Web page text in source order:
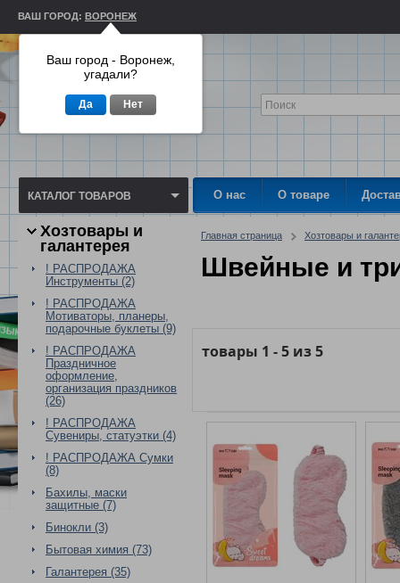
ВАШ ГОРОД: ВОРОНЕЖ
КАТАЛОГ ТОВАРОВ О нас О товаре
Хозтовары и
галантерея
! РАСПРОДАЖА
Инструменты (2)
! РАСПРОДАЖА
Мотиваторы, планеры,
подарочные буклеты (9)
! РАСПРОДАЖА
Праздничное
оформление,
организация праздников
(26)
! РАСПРОДАЖА
Сувениры, статуэтки (4)
! РАСПРОДАЖА Сумки
(8)
Бахилы, маски
защитные (7)
Бинокли (3)
Бытовая химия (73)
Галантерея (35)
Главная страница Хозтовары и
Швейные и
товары 1 -5 из5
Ваш город - Воронеж,
угадали?
Да Нет